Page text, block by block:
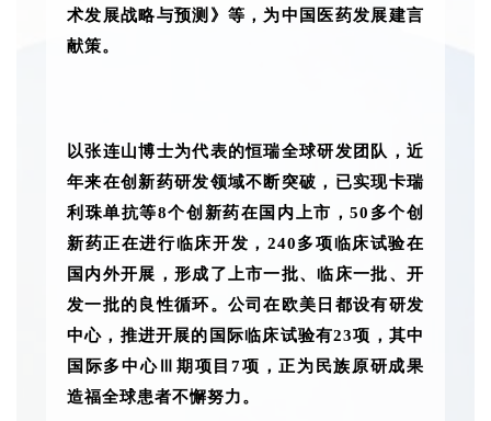
术发展战略与预测》等，为中国医药发展建言
献策。
以张连山博士为代表的恒瑞全球研发团队，近
年来在创新药研发领域不断突破，已实现卡瑞
利珠单抗等8个创新药在国内上市，50多个创
新药正在进行临床开发，240多项临床试验在
国内外开展，形成了上市一批、临床一批、开
发一批的良性循环。公司在欧美日都设有研发
中心，推进开展的国际临床试验有23项，其中
国际多中心Ⅲ期项目7项，正为民族原研成果
造福全球患者不懈努力。